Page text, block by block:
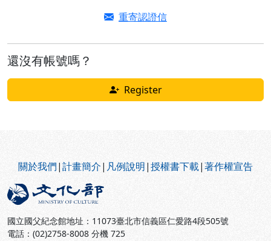
重寄認證信
還沒有帳號嗎？
Register
關於我們|計畫簡介| 凡例說明|授權書下載|著作權宣告
國立國父紀念館地址：11073臺北市信義區仁愛路4段505號
電話：(02)2758-8008 分機 725